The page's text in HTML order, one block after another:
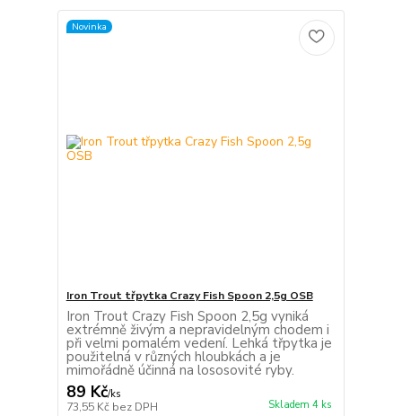
Novinka
Iron Trout třpytka Crazy Fish Spoon 2,5g OSB
Iron Trout Crazy Fish Spoon 2,5g vyniká
extrémně živým a nepravidelným chodem i
při velmi pomalém vedení. Lehká třpytka je
použitelná v různých hloubkách a je
mimořádně účinná na lososovité ryby.
89 Kč/ks
73,55 Kč bez DPH Skladem 4 ks